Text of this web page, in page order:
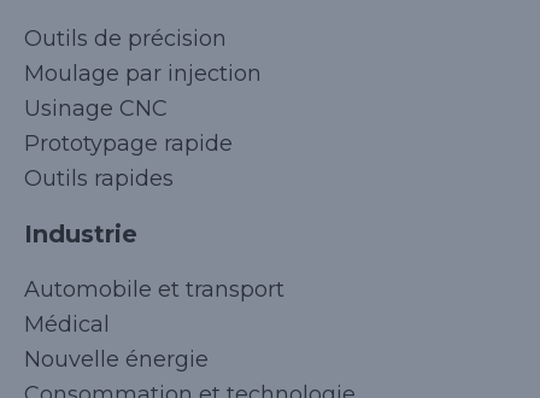
Outils de précision
Moulage par injection
Usinage CNC
Prototypage rapide
Outils rapides
Industrie
Automobile et transport
Médical
Nouvelle énergie